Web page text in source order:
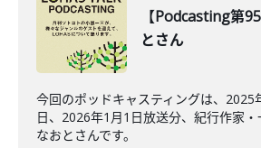
【Podcasting第
とさん
今回のポッドキャスティングは、2025
日、2026年1月1日放送分、紀行作家
なおとさんです。